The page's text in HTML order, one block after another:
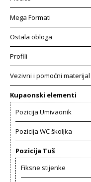
Mega Formati
Ostala obloga
Profili
Vezivni i pomoćni materijal
Kupaonski elementi
Pozicija Umivaonik
Pozicija WC školjka
Pozicija Tuš
Fiksne stijenke